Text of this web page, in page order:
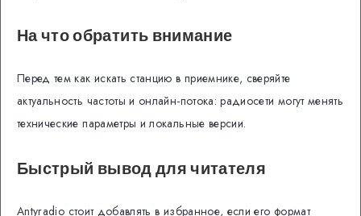
На что обратить внимание
Перед тем как искать станцию в приемнике, сверяйте
актуальность частоты и онлайн-потока: радиосети могут менять
технические параметры и локальные версии.
Быстрый вывод для читателя
Antyradio стоит добавлять в избранное, если его формат